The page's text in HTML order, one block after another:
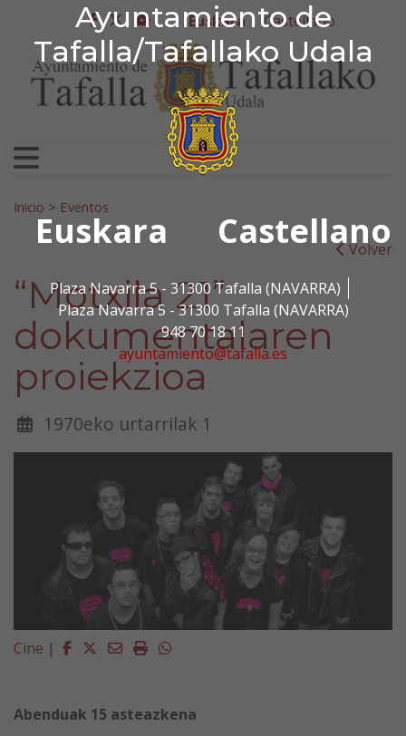
Ayuntamiento de
Tafalla/Tafallako Udala
Euskara Castellano
Plaza Navarra 5 - 31300 Tafalla (NAVARRA)
Plaza Navarra 5 - 31300 Tafalla (NAVARRA)
948 70 18 11
ayuntamiento@tafalla.es
Ir al contenido
Ayuntamiento de
facebook
twitter
youtube
Euskara Castellano
Bilatu:
Inicio > Eventos
Volver
“Motxila 21”
dokumentalaren
proiekzioa
1970eko urtarrilak 1
Cine | Facebook
Twitter
EmailImprimirWhatsapp
Abenduak 15 asteazkena